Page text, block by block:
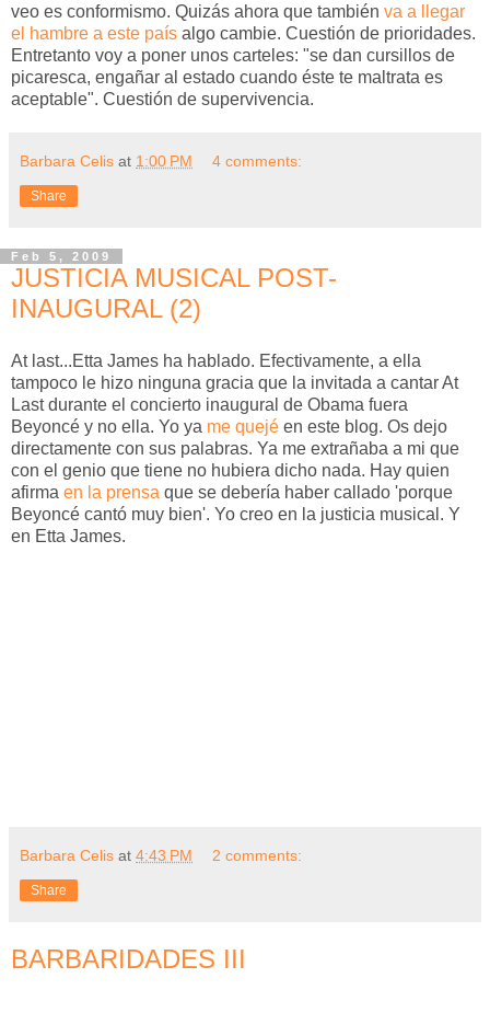
veo es conformismo. Quizás ahora que también va a llegar
el hambre a este país algo cambie. Cuestión de prioridades.
Entretanto voy a poner unos carteles: "se dan cursillos de
picaresca, engañar al estado cuando éste te maltrata es
aceptable". Cuestión de supervivencia.
Barbara Celis at 1:00 PM 4 comments:
Share
Feb 5, 2009
JUSTICIA MUSICAL POST-
INAUGURAL (2)
At last...Etta James ha hablado. Efectivamente, a ella
tampoco le hizo ninguna gracia que la invitada a cantar At
Last durante el concierto inaugural de Obama fuera
Beyoncé y no ella. Yo ya me quejé en este blog. Os dejo
directamente con sus palabras. Ya me extrañaba a mi que
con el genio que tiene no hubiera dicho nada. Hay quien
afirma en la prensa que se debería haber callado 'porque
Beyoncé cantó muy bien'. Yo creo en la justicia musical. Y
en Etta James.
Barbara Celis at 4:43 PM 2 comments:
Share
BARBARIDADES III